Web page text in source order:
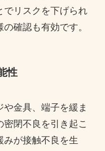
でリスクを下げられ
確認も有効です。
性
金具、端子を緩ま
閉不良を引き起こ
みが接触不良を生